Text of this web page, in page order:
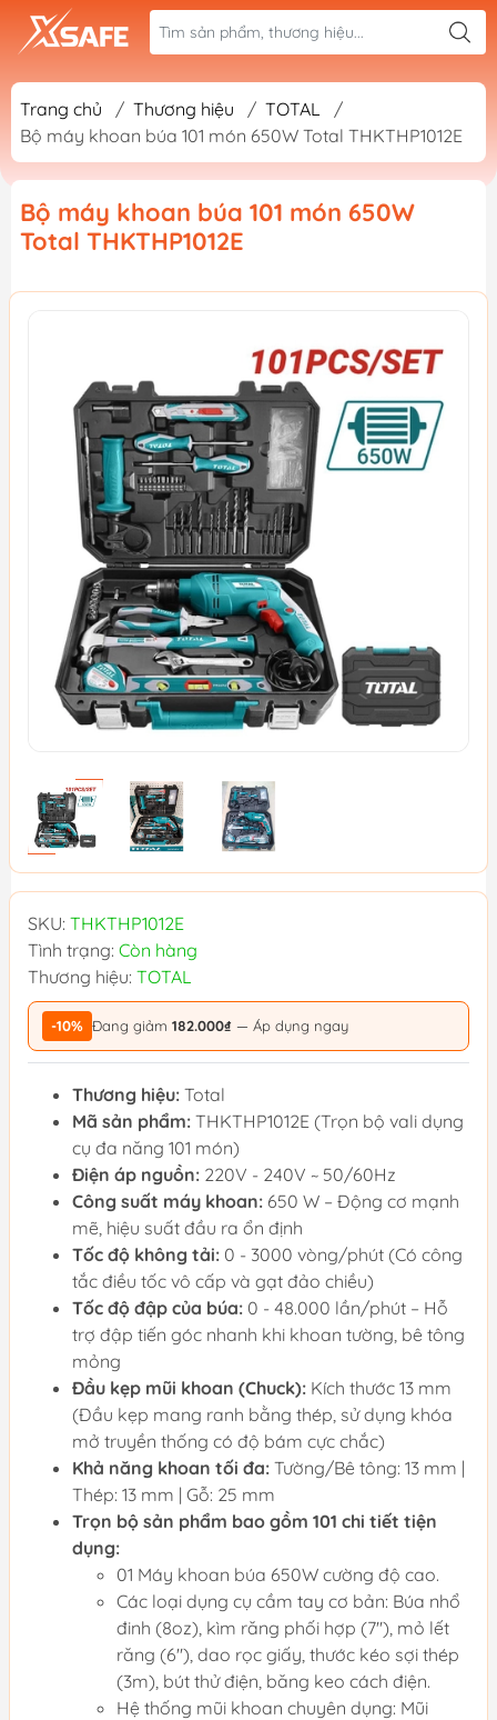
Trang chủ / Thương hiệu / TOTAL
/
Bộ máy khoan búa 101 món 650W Total THKTHP1012E
Bộ máy khoan búa 101 món 650W
Total THKTHP1012E
SKU: THKTHP1012E
Tình trạng: Còn hàng
Thương hiệu: TOTAL
-10% Đang giảm 182.000₫ — Áp dụng ngay
Thương hiệu: Total
Mã sản phẩm: THKTHP1012E (Trọn bộ vali dụng
cụ đa năng 101 món)
Điện áp nguồn: 220V - 240V ~ 50/60Hz
Công suất máy khoan: 650 W – Động cơ mạnh
mẽ, hiệu suất đầu ra ổn định
Tốc độ không tải: 0 - 3000 vòng/phút (Có công
tắc điều tốc vô cấp và gạt đảo chiều)
Tốc độ đập của búa: 0 - 48.000 lần/phút – Hỗ
trợ đập tiến góc nhanh khi khoan tường, bê tông
mỏng
Đầu kẹp mũi khoan (Chuck): Kích thước 13 mm
(Đầu kẹp mang ranh bằng thép, sử dụng khóa
mở truyền thống có độ bám cực chắc)
Khả năng khoan tối đa: Tường/Bê tông: 13 mm |
Thép: 13 mm | Gỗ: 25 mm
Trọn bộ sản phẩm bao gồm 101 chi tiết tiện
dụng:
01 Máy khoan búa 650W cường độ cao.
Các loại dụng cụ cầm tay cơ bản: Búa nhổ
đinh (8oz), kìm răng phối hợp (7"), mỏ lết
răng (6"), dao rọc giấy, thước kéo sợi thép
(3m), bút thử điện, băng keo cách điện.
Hệ thống mũi khoan chuyên dụng: Mũi